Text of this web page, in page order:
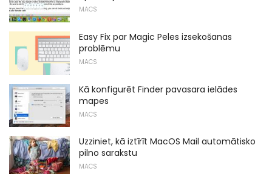
MACS
Easy Fix par Magic Peles izsekošanas
problēmu
MACS
Kā konfigurēt Finder pavasara ielādes
mapes
MACS
Uzziniet, kā iztīrīt MacOS Mail automātisko
pilno sarakstu
MACS